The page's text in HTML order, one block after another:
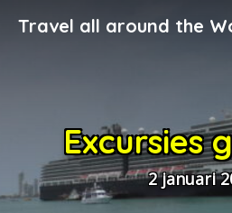
Travel all around the
Excursies
2 januari